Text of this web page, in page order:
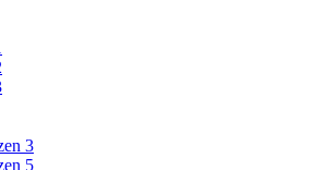
3
5